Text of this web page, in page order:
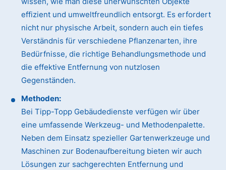
effizient und umweltfreundlich entsorgt. Es erfordert
nicht nur physische Arbeit, sondern auch ein tiefes
Verständnis für verschiedene Pflanzenarten, ihre
Bedürfnisse, die richtige Behandlungsmethode und
die effektive Entfernung von nutzlosen
Gegenständen.
Methoden:
Bei Tipp-Topp Gebäudedienste verfügen wir über
eine umfassende Werkzeug- und Methodenpalette.
Neben dem Einsatz spezieller Gartenwerkzeuge und
Maschinen zur Bodenaufbereitung bieten wir auch
Lösungen zur sachgerechten Entfernung und